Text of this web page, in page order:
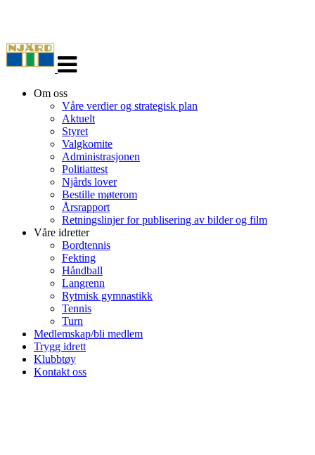
navigasjon
Om oss
Våre verdier og strategisk plan
Aktuelt
Styret
Valgkomite
Administrasjonen
Politiattest
Njårds lover
Bestille møterom
Årsrapport
Retningslinjer for publisering av bilder og film
Våre idretter
Bordtennis
Fekting
Håndball
Langrenn
Rytmisk gymnastikk
Tennis
Turn
Medlemskap/bli medlem
Trygg idrett
Klubbtøy
Kontakt oss